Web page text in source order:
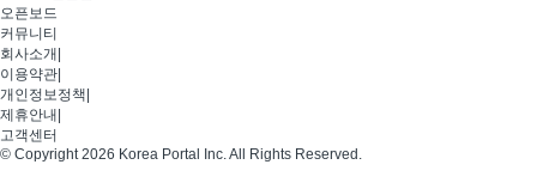
오픈보드
커뮤니티
회사소개
이용약관
개인정보정책
제휴안내
고객센터
© Copyright 2026 Korea Portal Inc. All Rights Reserved.